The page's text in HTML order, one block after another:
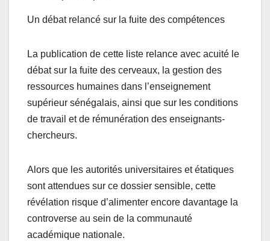
Un débat relancé sur la fuite des compétences
La publication de cette liste relance avec acuité le
débat sur la fuite des cerveaux, la gestion des
ressources humaines dans l’enseignement
supérieur sénégalais, ainsi que sur les conditions
de travail et de rémunération des enseignants-
chercheurs.
Alors que les autorités universitaires et étatiques
sont attendues sur ce dossier sensible, cette
révélation risque d’alimenter encore davantage la
controverse au sein de la communauté
académique nationale.